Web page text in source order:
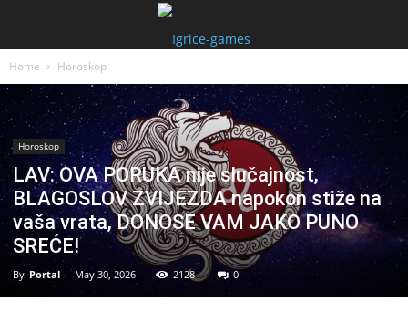
Home Horoskop
Horoskop
LAV: OVA PORUKA nije slučajnost,
BLAGOSLOV ZVIJEZDA napokon stiže na
vaša vrata, DONOSE VAM JAKO PUNO
SREĆE!
By Portal - May 30, 2026 2128 0